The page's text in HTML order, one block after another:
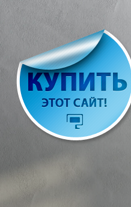
Перейти
содержимому